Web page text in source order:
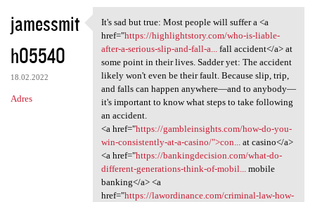
jamessmit
h05540
18.02.2022
Adres
It's sad but true: Most
It's sad but true: Most people will suffer a <a
href="https://highlightstory.com/who-is-liable-
after-a-serious-slip-and-fall-a...
fall accident</a> at
some point in their lives. Sadder yet: The accident
likely won't even be their fault. Because slip, trip,
and falls can happen anywhere—and to anybody—
it's important to know what steps to take following
an accident.
<a href="https://gambleinsights.com/how-do-you-
win-consistently-at-a-casino/">con...
at casino</a>
<a href="https://bankingdecision.com/what-do-
different-generations-think-of-mobil...
mobile
banking</a> <a
href="https://lawordinance.com/criminal-law-how-